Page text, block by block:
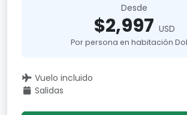
Desde
$2,997 USD
Por persona en habitación
Vuelo incluido
Salidas